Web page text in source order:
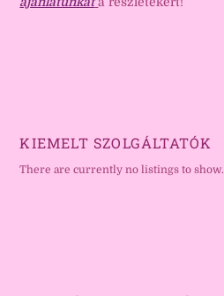
KIEMELT SZOLGÁLTATÓK
There are currently no listings to show.